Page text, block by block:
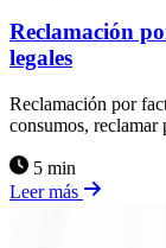
Reclamación
legales
Reclamación por
consumos,
5 min
Leer más